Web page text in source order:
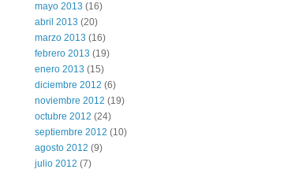
mayo 2013 (16)
abril 2013 (20)
marzo 2013 (16)
febrero 2013 (19)
enero 2013 (15)
diciembre 2012 (6)
noviembre 2012 (19)
octubre 2012 (24)
septiembre 2012 (10)
agosto 2012 (9)
julio 2012 (7)